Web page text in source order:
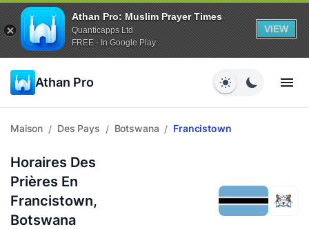
Athan Pro: Muslim Prayer Times
Quanticapps Ltd
FREE - In Google Play
VIEW
Athan Pro
Maison / Des Pays / Botswana / Francistown
Horaires Des
Prières En
Francistown,
Botswana